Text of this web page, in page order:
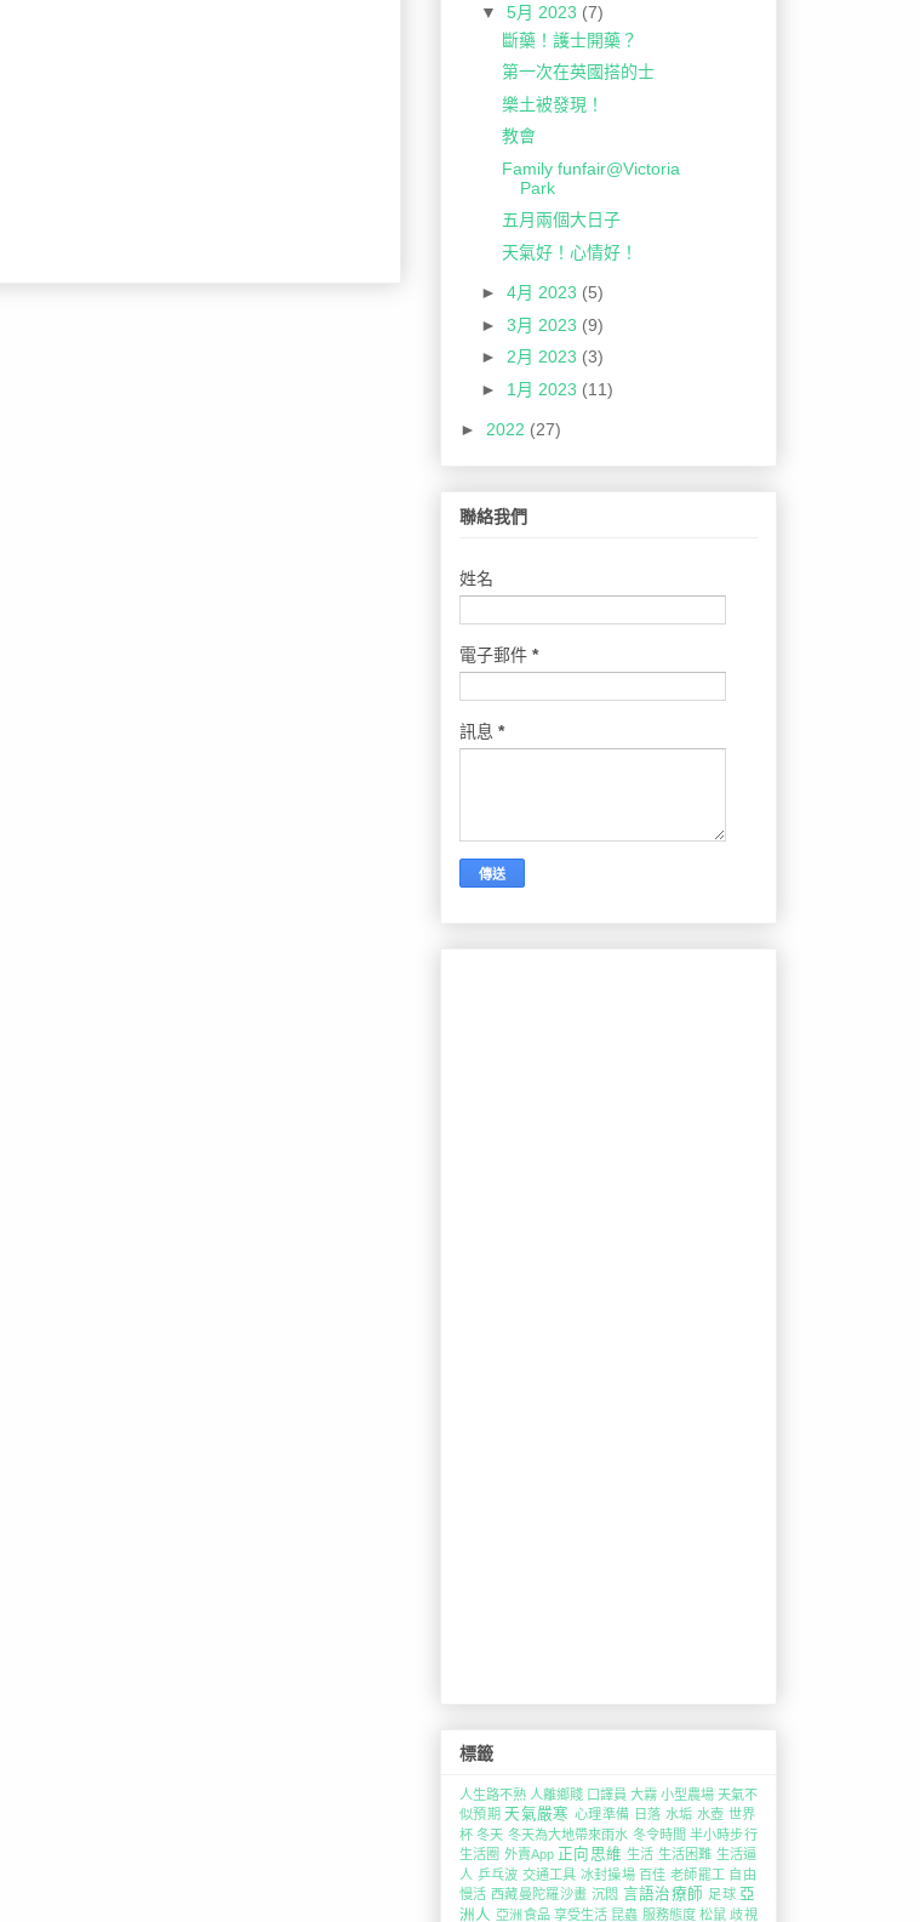
▼ 5月 2023 (7)
斷藥！護士開藥？
第一次在英國搭的士
樂土被發現！
教會
Family funfair@Victoria
Park
五月兩個大日子
天氣好！心情好！
► 4月 2023 (5)
► 3月 2023 (9)
► 2月 2023 (3)
► 1月 2023 (11)
► 2022 (27)
聯絡我們
姓名
電子郵件 *
訊息 *
標籤
人生路不熟 人離鄉賤 口譯員 大霧 小型農場 天氣不
似預期 天氣嚴寒 心理準備 日落 水垢 水壺 世界
杯 冬天 冬天為大地帶來雨水 冬令時間 半小時步行
生活圈 外賣App 正向思維 生活 生活困難 生活逼
人 乒乓波 交通工具 冰封操場 百佳 老師罷工 自由
慢活 西藏曼陀羅沙畫 沉悶 言語治療師 足球 亞
洲人 亞洲食品 享受生活 昆蟲 服務態度 松鼠 歧視